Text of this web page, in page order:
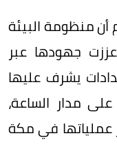
أن منظومة البيئة
عززت جهودها عبر
يشرف عليها
على مدار الساعة،
عملياتها في مكة